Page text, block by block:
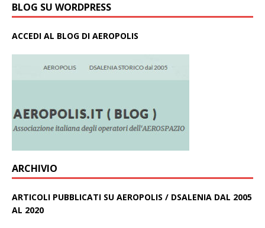
BLOG SU WORDPRESS
ACCEDI AL BLOG DI AEROPOLIS
ARCHIVIO
ARTICOLI PUBBLICATI SU AEROPOLIS / DSALENIA DAL 2005
AL 2020